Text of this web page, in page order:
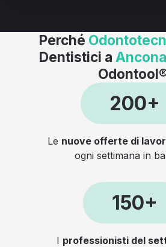
Perché
Dentistici a Ancona
200+
Le nuove offerte di
ogni settimana in
150+
I professionisti del